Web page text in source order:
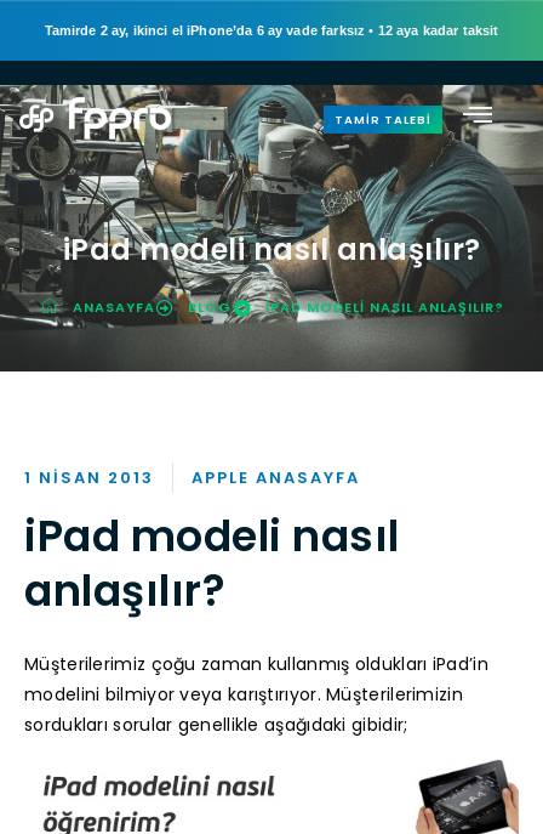
Tamirde 2 ay, ikinci el iPhone’da 6 ay vade farksız • 12 aya kadar taksit
TAMIR TALEBI
iPad modeli nasıl anlaşılır?
ANASAYFA BLOG IPAD MODELI NASIL ANLAŞILIR?
1 NISAN 2013 APPLE ANASAYFA
iPad modeli nasıl
anlaşılır?
Müşterilerimiz çoğu zaman kullanmış oldukları iPad’in
modelini bilmiyor veya karıştırıyor. Müşterilerimizin
sordukları sorular genellikle aşağıdaki gibidir;